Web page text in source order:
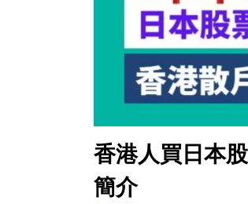
香港人買日本
簡介